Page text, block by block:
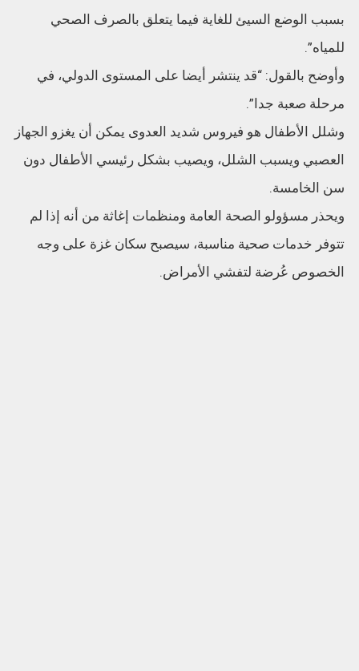
بسبب الوضع السيئ للغاية فيما يتعلق بالصرف الصحي
للمياه”.
وأوضح بالقول: “قد ينتشر أيضا على المستوى الدولي، في
مرحلة صعبة جدا”.
وشلل الأطفال هو فيروس شديد العدوى يمكن أن يغزو الجهاز
العصبي ويسبب الشلل، ويصيب بشكل رئيسي الأطفال دون
سن الخامسة.
ويحذر مسؤولو الصحة العامة ومنظمات إغاثة من أنه إذا لم
تتوفر خدمات صحية مناسبة، سيصبح سكان غزة على وجه
الخصوص عُرضة لتفشي الأمراض.